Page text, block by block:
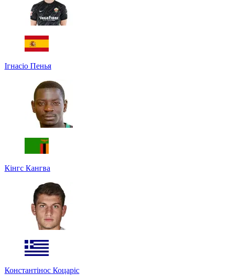
Ігнасіо Пенья
Кінгс Кангва
Константінос Коцаріс